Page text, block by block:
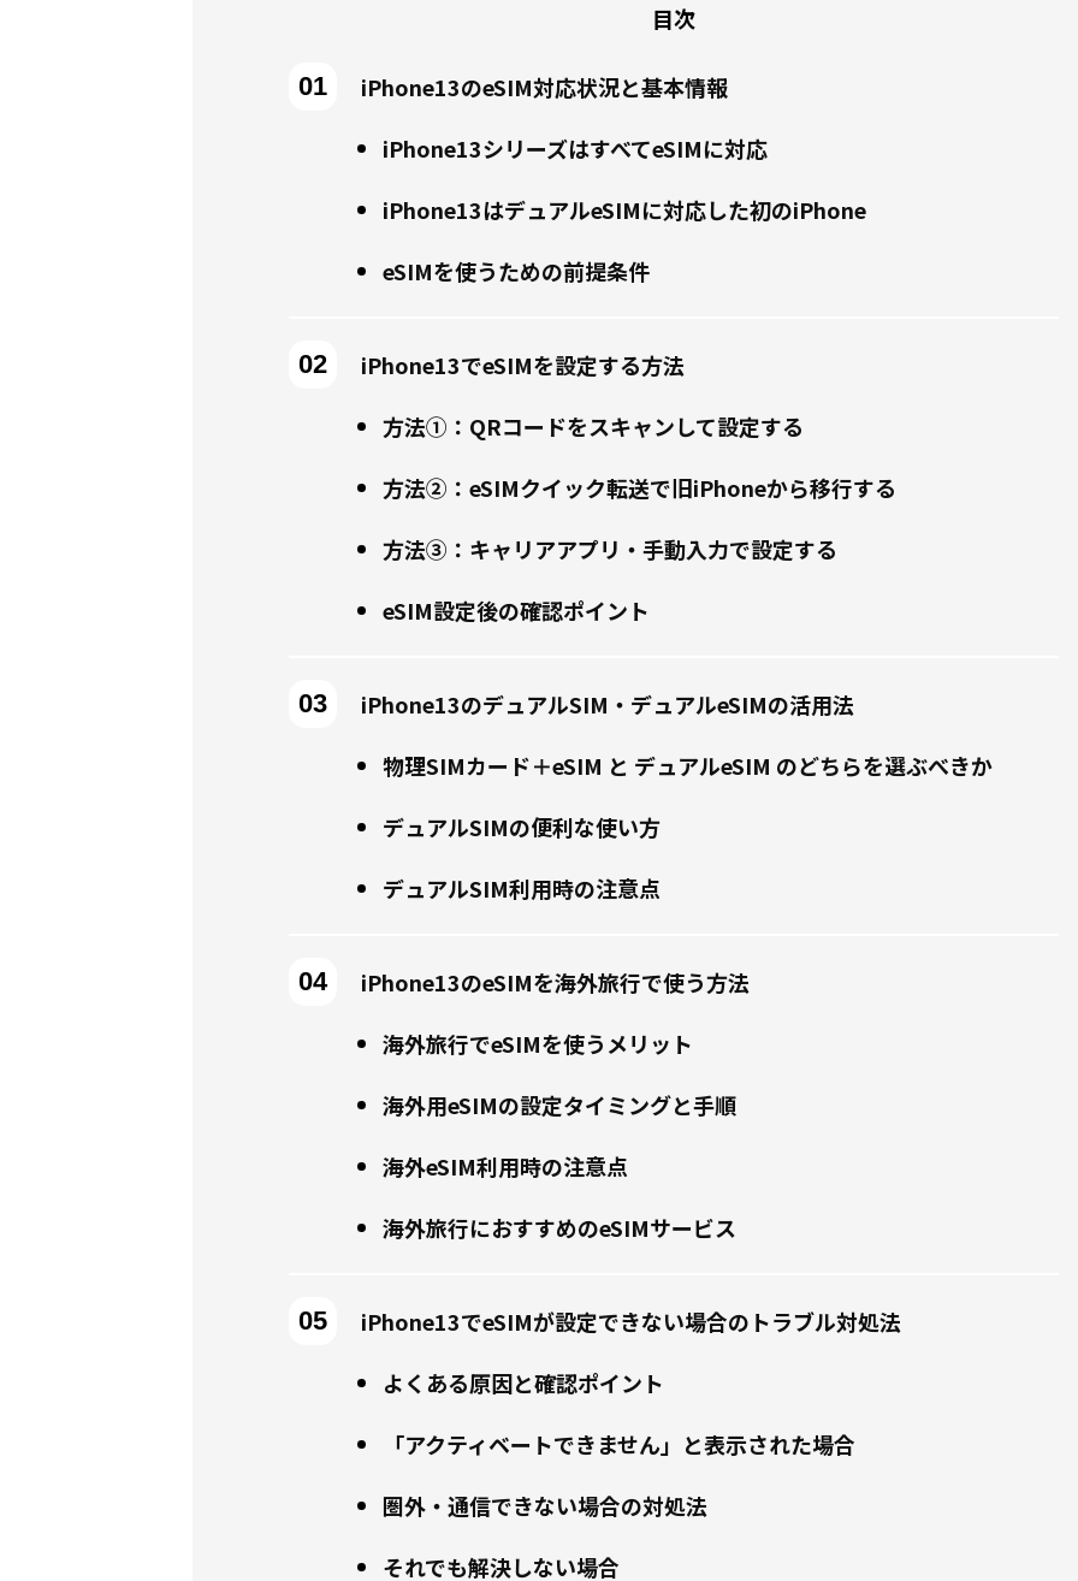
目次
iPhone13のeSIM対応状況と基本情報
iPhone13シリーズはすべてeSIMに対応
iPhone13はデュアルeSIMに対応した初のiPhone
eSIMを使うための前提条件
iPhone13でeSIMを設定する方法
方法①：QRコードをスキャンして設定する
方法②：eSIMクイック転送で旧iPhoneから移行する
方法③：キャリアアプリ・手動入力で設定する
eSIM設定後の確認ポイント
iPhone13のデュアルSIM・デュアルeSIMの活用法
物理SIMカード＋eSIM と デュアルeSIM のどちらを選ぶべきか
デュアルSIMの便利な使い方
デュアルSIM利用時の注意点
iPhone13のeSIMを海外旅行で使う方法
海外旅行でeSIMを使うメリット
海外用eSIMの設定タイミングと手順
海外eSIM利用時の注意点
海外旅行におすすめのeSIMサービス
iPhone13でeSIMが設定できない場合のトラブル対処法
よくある原因と確認ポイント
「アクティベートできません」と表示された場合
圏外・通信できない場合の対処法
それでも解決しない場合